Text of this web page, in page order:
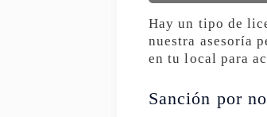
Hay un tipo de
nuestra asesoría
en tu local para
Sanción por